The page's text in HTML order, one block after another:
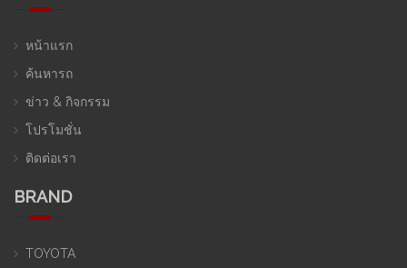
หน้าแรก
ค้นหารถ
ข่าว & กิจกรรม
โปรโมชั่น
ติดต่อเรา
BRAND
TOYOTA